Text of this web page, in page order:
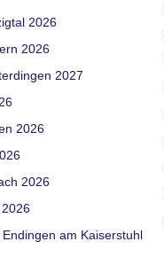
2026
2026
2027
2026
2026
am Kaiserstuhl